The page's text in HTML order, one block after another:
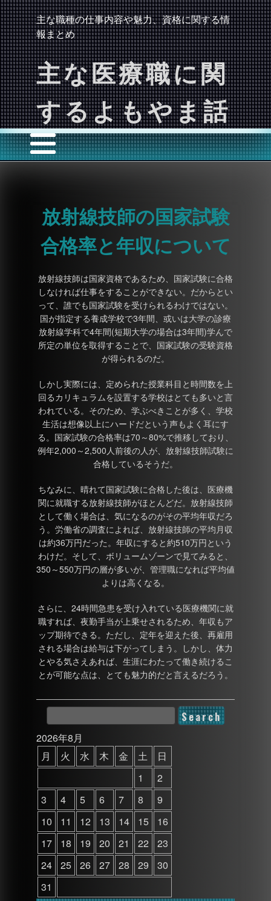
主な職種の仕事内容や魅力、資格に関する情
報まとめ
主な医療職に関
するよもやま話
放射線技師の国家試験
合格率と年収について
放射線技師は国家資格であるため、国家試験に合格
しなければ仕事をすることができない。だからとい
って、誰でも国家試験を受けられるわけではない。
国が指定する養成学校で3年間、或いは大学の診療
放射線学科で4年間(短期大学の場合は3年間)学んで
所定の単位を取得することで、国家試験の受験資格
が得られるのだ。
しかし実際には、定められた授業科目と時間数を上
回るカリキュラムを設置する学校はとても多いと言
われている。そのため、学ぶべきことが多く、学校
生活は想像以上にハードだという声もよく耳にす
る。国家試験の合格率は70～80%で推移しており、
例年2,000～2,500人前後の人が、放射線技師試験に
合格しているそうだ。
ちなみに、晴れて国家試験に合格した後は、医療機
関に就職する放射線技師がほとんどだ。放射線技師
として働く場合は、気になるのがその平均年収だろ
う。労働省の調査によれば、放射線技師の平均月収
は約36万円だった。年収にすると約510万円という
わけだ。そして、ボリュームゾーンで見てみると、
350～550万円の層が多いが、管理職になれば平均値
よりは高くなる。
さらに、24時間急患を受け入れている医療機関に就
職すれば、夜勤手当が上乗せされるため、年収もア
ップ期待できる。ただし、定年を迎えた後、再雇用
される場合は給与は下がってしまう。しかし、体力
とやる気さえあれば、生涯にわたって働き続けるこ
とが可能な点は、とても魅力的だと言えるだろう。
2026年8月
月
火 水 木 金 土
日
1
2
3
4 5 6 7 8
9
10
11 12 13 14 15
16
17
18 19 20 21 22
23
24
25 26 27 28 29
30
31